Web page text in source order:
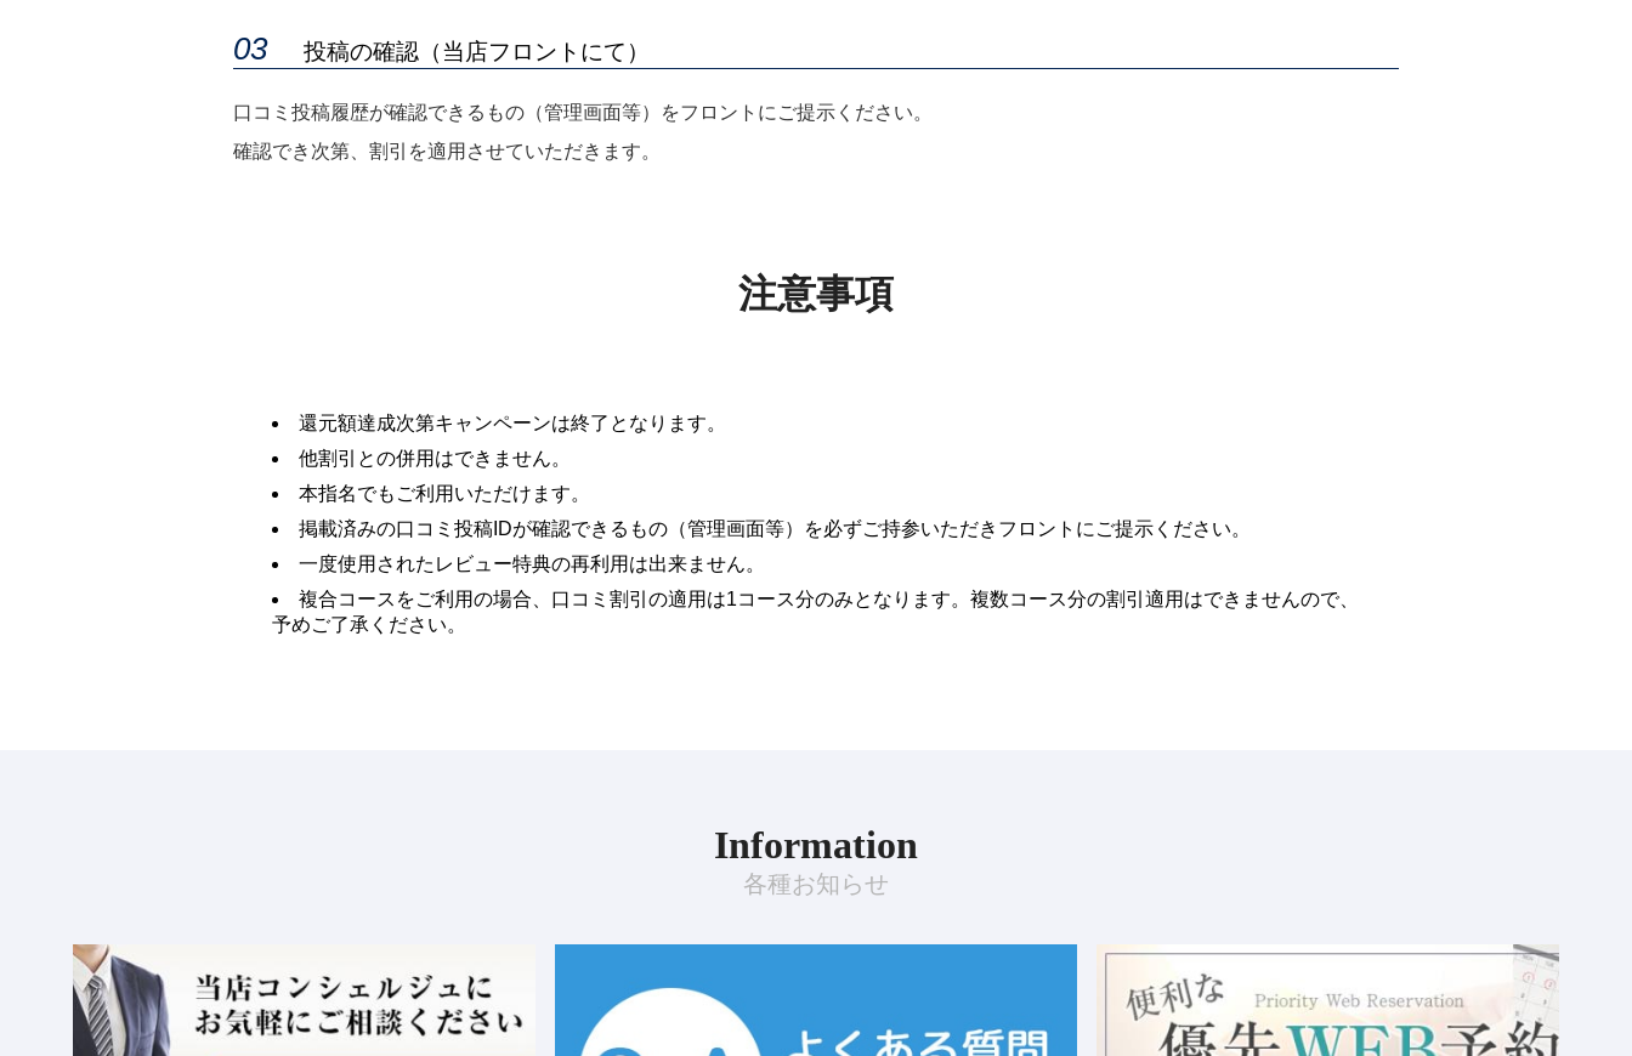
投稿の確認（当店フロントにて）
口コミ投稿履歴が確認できるもの（管理画面等）をフロントにご提示ください。
確認でき次第、割引を適用させていただきます。
注意事項
還元額達成次第キャンペーンは終了となります。
他割引との併用はできません。
本指名でもご利用いただけます。
掲載済みの口コミ投稿IDが確認できるもの（管理画面等）を必ずご持参いただきフロントにご提示ください。
一度使用されたレビュー特典の再利用は出来ません。
複合コースをご利用の場合、口コミ割引の適用は1コース分のみとなります。複数コース分の割引適用はできませんので、
予めご了承ください。
Information
各種お知らせ